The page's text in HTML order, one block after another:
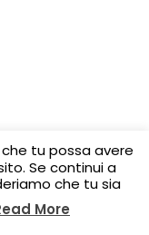
tu possa avere
Se continui a
che tu sia
More